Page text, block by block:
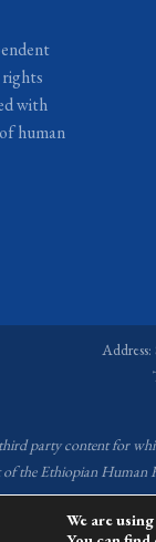
with
human
party content for
of the Ethiopian
We are